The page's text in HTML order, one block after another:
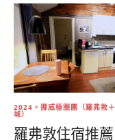
2024。挪威極圈團（羅弗敦
城）
羅弗敦住宿推